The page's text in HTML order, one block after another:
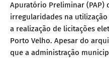
Apuratório Preliminar (PAP)
irregularidades na
a realização de licitações
Porto Velho. Apesar do
que a administração